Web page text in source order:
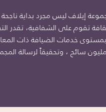
إيلاف ليس مجرد بداية
تقوم على الشفافية، تقدر
خدمات الضيافة ذات